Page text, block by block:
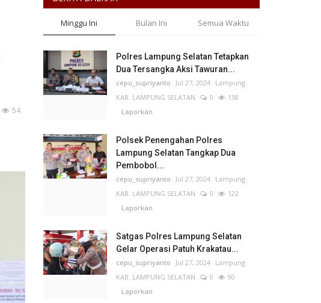
54
Minggu Ini Bulan Ini Semua Waktu
Polres Lampung Selatan Tetapkan
Dua Tersangka Aksi Tawuran...
cepu_supriyanto Jul 27, 2024 Lampung
KAB. LAMPUNG SELATAN
0
138
Laporkan
Polsek Penengahan Polres
Lampung Selatan Tangkap Dua
Pembobol...
cepu_supriyanto Jul 27, 2024 Lampung
KAB. LAMPUNG SELATAN
0
122
Laporkan
Satgas Polres Lampung Selatan
Gelar Operasi Patuh Krakatau...
cepu_supriyanto Jul 27, 2024 Lampung
KAB. LAMPUNG SELATAN
0
90
Laporkan